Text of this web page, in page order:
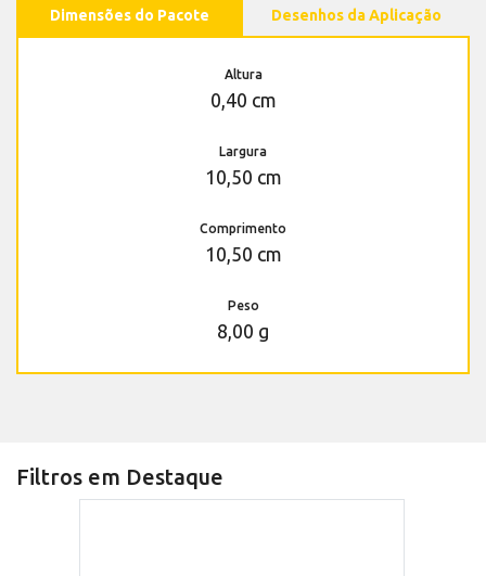
Dimensões do Pacote Desenhos da Aplicação
Altura
0,40 cm
Largura
10,50 cm
Comprimento
10,50 cm
Peso
8,00 g
Filtros em Destaque